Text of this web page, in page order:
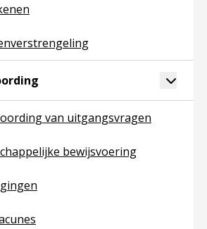
over 8.2 Betrokkenen
over 8.3 Belangenverstrengeling
Ga naar pagina over 9 Toggle
van uitgangsvragen
over 9.1 Beantwoording van
bewijsvoering
over 9.2 Wetenschappelijke
over 9.3 Overwegingen
over 9.4 Kennislacunes